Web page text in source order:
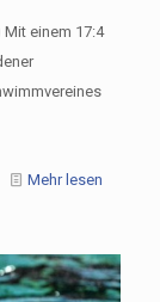
einem 17:4
Mehr lesen